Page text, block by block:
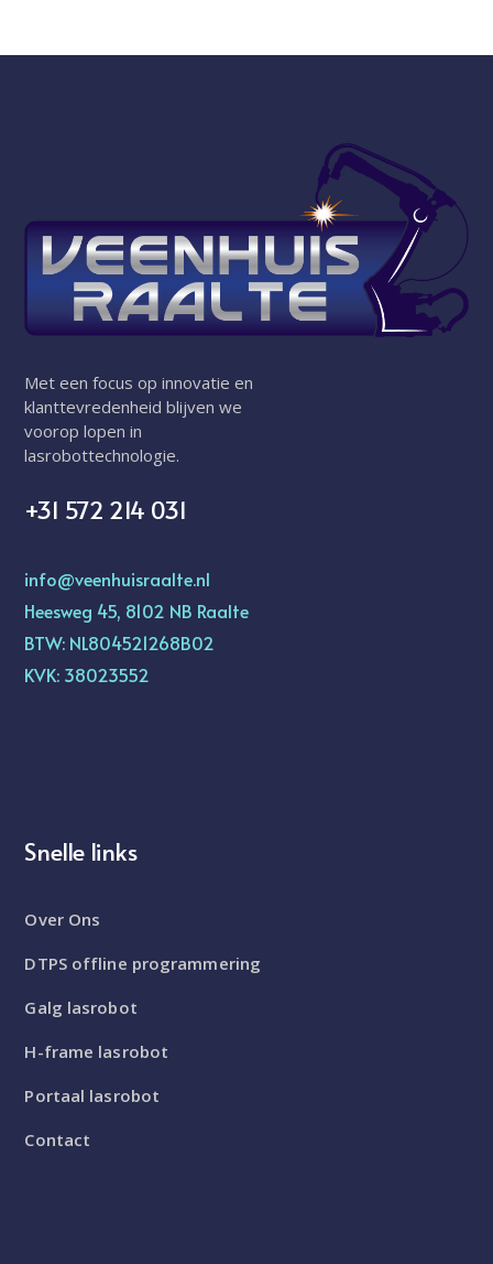
Met een focus op innovatie en
klanttevredenheid blijven we
voorop lopen in
lasrobottechnologie.
+31 572 214 031
info@veenhuisraalte.nl
Heesweg 45, 8102 NB Raalte
BTW: NL804521268B02
KVK: 38023552
Snelle links
Over Ons
DTPS offline programmering
Galg lasrobot
H-frame lasrobot
Portaal lasrobot
Contact